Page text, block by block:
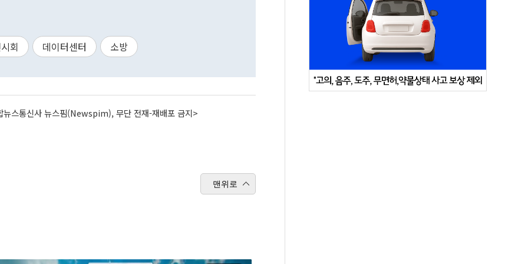
회 데이터센터 소방
뉴스통신사 뉴스핌(Newspim), 무단 전재-재배포 금지>
맨위로